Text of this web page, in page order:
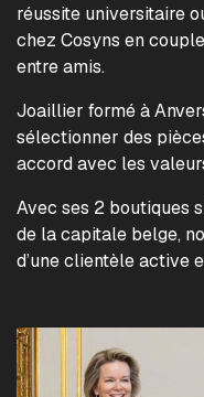
réussite universitaire
chez Cosyns en
entre amis.
Joaillier formé à
sélectionner des
accord avec les
Avec ses 2 boutiques
de la capitale belge,
d’une clientèle active